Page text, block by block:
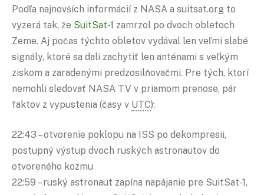
Podľa najnovších informácií z NASA a suitsat.org to
vyzerá tak, že SuitSat-1 zamrzol po dvoch obletoch
Zeme. Aj počas týchto obletov vydával len veľmi slabé
signály, ktoré sa dali zachytiť len anténami s veľkým
ziskom a zaradenými predzosilňovačmi. Pre tých, ktorí
nemohli sledovať NASA TV v priamom prenose, pár
faktov z vypustenia (časy v UTC):
22:43 – otvorenie poklopu na ISS po dekompresii,
postupný výstup dvoch ruských astronautov do
otvoreného kozmu
22:59 – ruský astronaut zapína napájanie pre SuitSat-1,